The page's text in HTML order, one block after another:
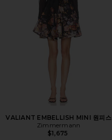
VALIANT EMBELLISH MINI 원피스
Zimmermann
$1,675